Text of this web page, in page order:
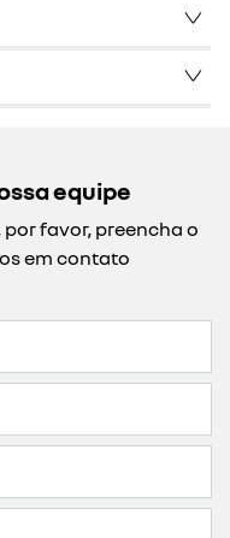
equipe
favor, preencha o
em contato